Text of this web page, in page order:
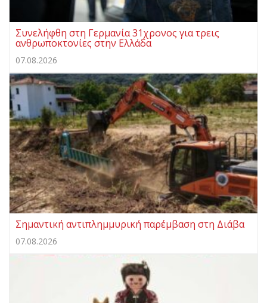
Συνελήφθη στη Γερμανία 31χρονος για τρεις
ανθρωποκτονίες στην Ελλάδα
07.08.2026
Σημαντική αντιπλημμυρική παρέμβαση στη Διάβα
07.08.2026